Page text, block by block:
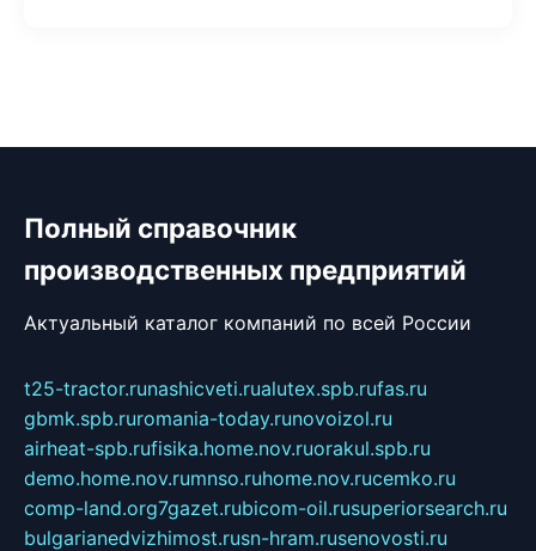
Полный справочник
производственных предприятий
Актуальный каталог компаний по всей России
t25-tractor.runashicveti.rualutex.spb.rufas.ru
gbmk.spb.ruromania-today.runovoizol.ru
airheat-spb.rufisika.home.nov.ruorakul.spb.ru
demo.home.nov.rumnso.ruhome.nov.rucemko.ru
comp-land.org7gazet.rubicom-oil.rusuperiorsearch.ru
bulgarianedvizhimost.rusn-hram.rusenovosti.ru